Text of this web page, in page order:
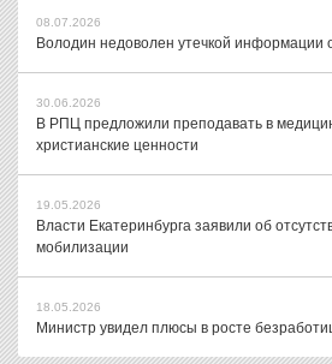
08.07.2026
Володин недоволен утечкой информации
30.06.2026
В РПЦ предложили преподавать в
христианские ценности
19.05.2026
Власти Екатеринбурга заявили об
мобилизации
18.05.2026
Министр увидел плюсы в росте